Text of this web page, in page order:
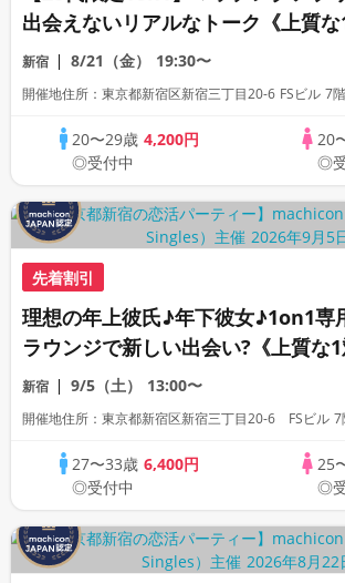
出会えないリアルなトーク《上質な
席専用会場》《全席半個室》《飲み
き》《machicon JAPAN主催》
新宿 8/21（金） 19:30〜
開催地住所：東京都新宿区新宿三丁目20-6 FSビル 7階
20〜29歳4,200円
◎受付中
20
◎
先着割引
理想の年上彼氏♪年下彼女♪1on1専
ラウンジで新しい出会い?《上質な1
席専用会場》《全席半個室》《飲み
き》《machicon JAPAN主催》
新宿 9/5（土） 13:00〜
開催地住所：東京都新宿区新宿三丁目20-6 FSビル 7
27〜33歳6,400円
◎受付中
25
◎